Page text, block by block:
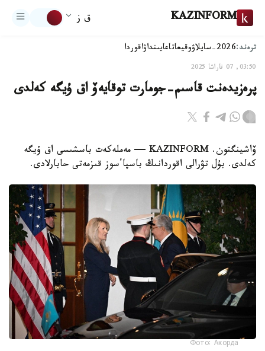
KAZINFORM ق ز
ترەند:2026-سايلاۋ وقيعاتاعايىنداۋاقوردا
03:50, 07 قاراشا 2025
پرەزيدەنت قاسىم-جومارت توقايەۆ اق ۇيگە كەلدى
ۆاشينگتون. KAZINFORM — مەملەكەت باسشىسى اق ۇيگە
كەلدى. بۇل تۋرالى اقوردانىڭ باسپاٴسوز قىزمەتى حابارلادى.
Фото: Акорда